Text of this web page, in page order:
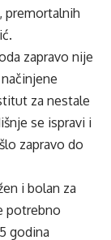
premortalnih
zapravo nije
za nestale
se ispravi i
zapravo do
i bolan za
potrebno
godina